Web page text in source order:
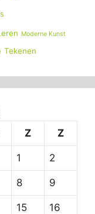
Moderne Kunst
Tekenen
Z Z
1 2
8 9
15 16